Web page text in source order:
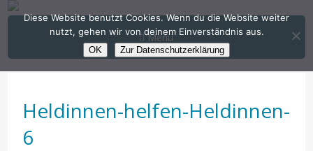
Menü
Heldinnen-helfen-Heldinnen-
6
Diese Website benutzt Cookies. Wenn du die Website weiter
nutzt, gehen wir von deinem Einverständnis aus.
OK Zur Datenschutzerklärung